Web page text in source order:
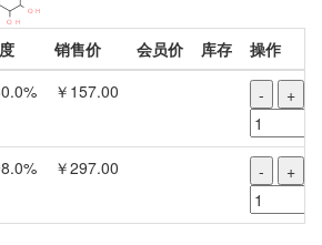
销售价 会员价 库存
操作
￥157.00 - +
￥297.00 - +